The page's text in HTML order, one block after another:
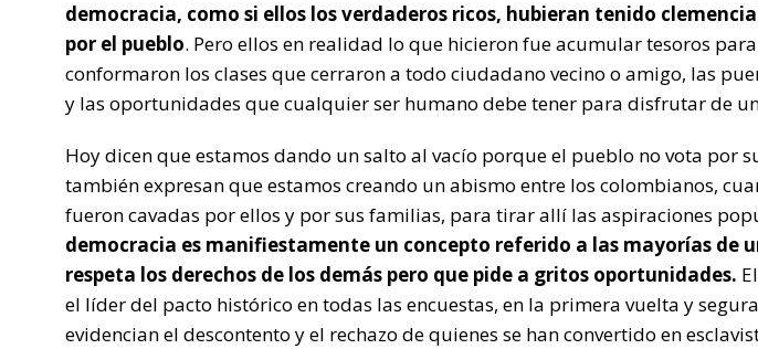
democracia, como si ellos los verdaderos ricos, hubieran tenido
por el pueblo. Pero ellos en realidad lo que hicieron fue acumular tesoros
conformaron los clases que cerraron a todo ciudadano vecino o amigo, las
y las oportunidades que cualquier ser humano debe tener para disfrutar de
Hoy dicen que estamos dando un salto al vacío porque el pueblo no vota por
también expresan que estamos creando un abismo entre los colombianos,
fueron cavadas por ellos y por sus familias, para tirar allí las aspiraciones
democracia es manifiestamente un concepto referido a las mayorías de
respeta los derechos de los demás pero que pide a gritos oportunidades.
el líder del pacto histórico en todas las encuestas, en la primera vuelta y
evidencian el descontento y el rechazo de quienes se han convertido en